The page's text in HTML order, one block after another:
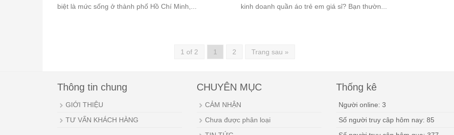
biệt là mức sống ở thành phố Hồ Chí Minh,...
kinh doanh quần áo trẻ em giá sỉ? Bạn thườn...
1 of 2 1 2 Trang sau »
Thông tin chung
GIỚI THIỆU
TƯ VẤN KHÁCH HÀNG
CHUYÊN MỤC
CẢM NHẬN
Chưa được phân loại
Thống kê
Người online: 3
Số người truy câp hôm nay: 85